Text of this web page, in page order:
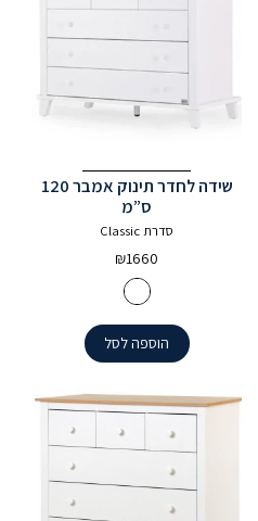
שידה לחדר תינוק אמבר 120
ס”מ
סדרת Classic
₪1660
הוספה לסל